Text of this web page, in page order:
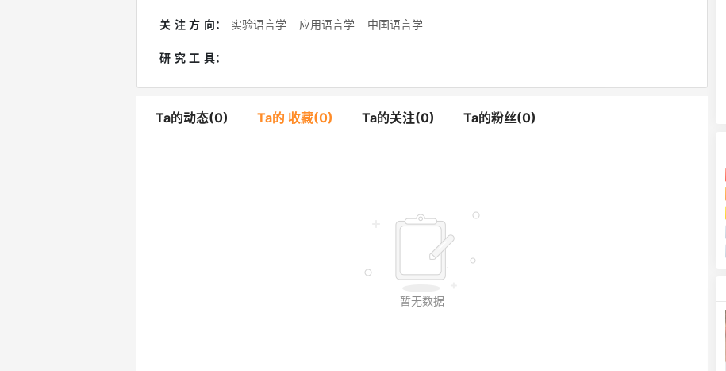
关注方向： 实验语言学 应用语言学 中国语言学
研究工具：
Ta的动态(0) Ta的 收藏(0) Ta的关注(0) Ta的粉丝(0)
暂无数据